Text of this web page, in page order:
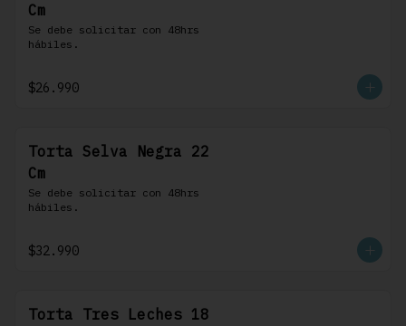
Cm
Se debe solicitar con 48hrs
hábiles.
$26.990
Torta Selva Negra 22
Cm
Se debe solicitar con 48hrs
hábiles.
$32.990
Torta Tres Leches 18